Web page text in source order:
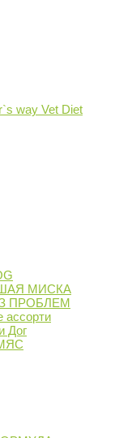
way Vet Diet
МИСКА
ПРОБЛЕМ
ассорти
Дог